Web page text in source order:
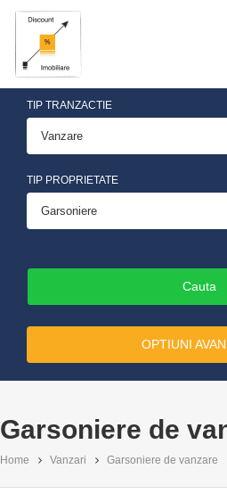
Discount
Imobiliare
TIP TRANZACTIE
Vanzare
TIP PROPRIETATE
Garsoniere
OPTIUNI
Garsoniere de
Home Vanzari Garsoniere de vanzare